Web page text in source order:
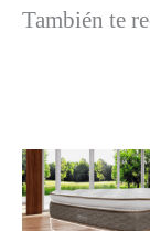
También te